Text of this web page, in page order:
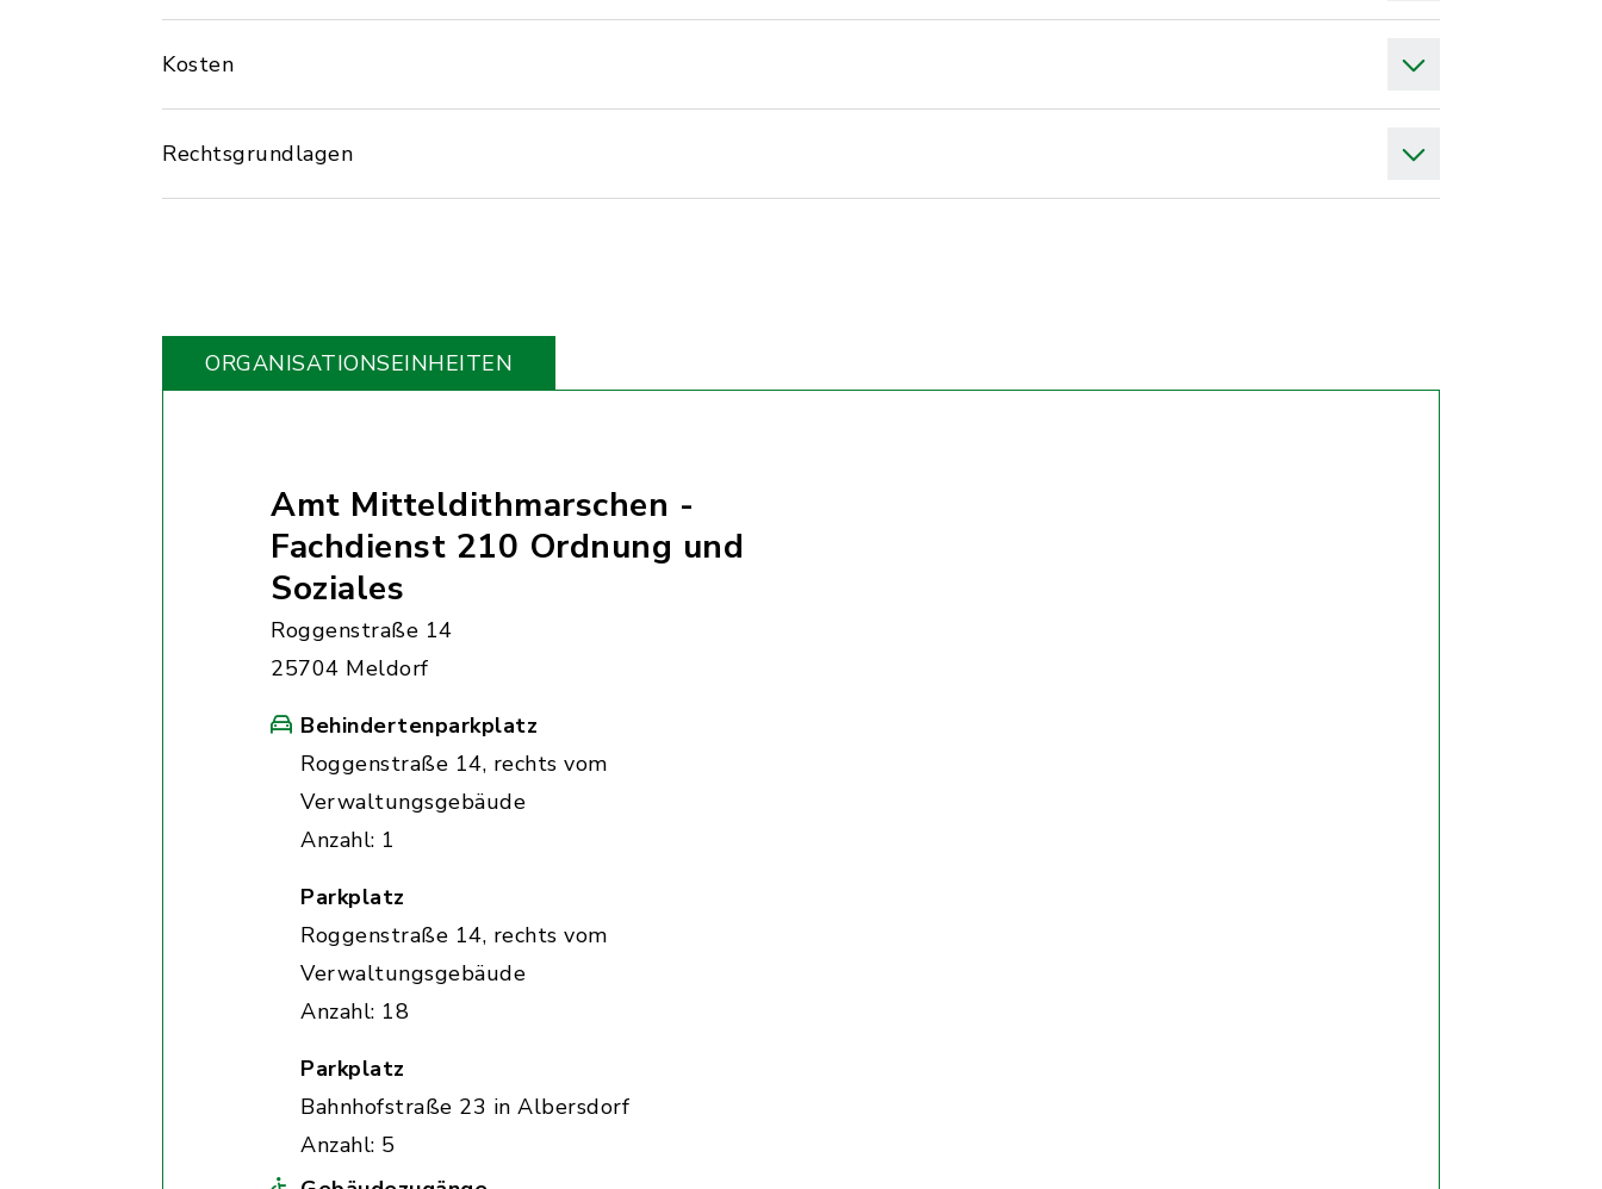
Kosten
Rechtsgrundlagen
ORGANISATIONS­EINHEITEN
Amt Mitteldithmarschen -
Fachdienst 210 Ordnung und
Soziales
Roggenstraße 14
25704 Meldorf
Behindertenparkplatz
Roggenstraße 14, rechts vom
Verwaltungsgebäude
Anzahl: 1
Parkplatz
Roggenstraße 14, rechts vom
Verwaltungsgebäude
Anzahl: 18
Parkplatz
Bahnhofstraße 23 in Albersdorf
Anzahl: 5